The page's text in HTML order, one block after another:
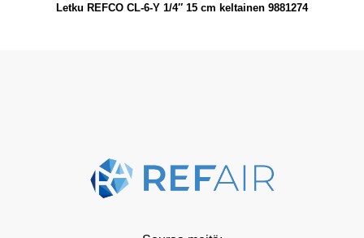
Letku REFCO CL-6-Y 1/4″ 15 cm keltainen 9881274